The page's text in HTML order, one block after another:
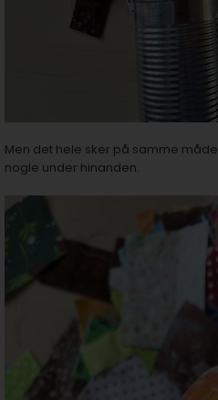
Men det hele sker på samme
nogle under hinanden.